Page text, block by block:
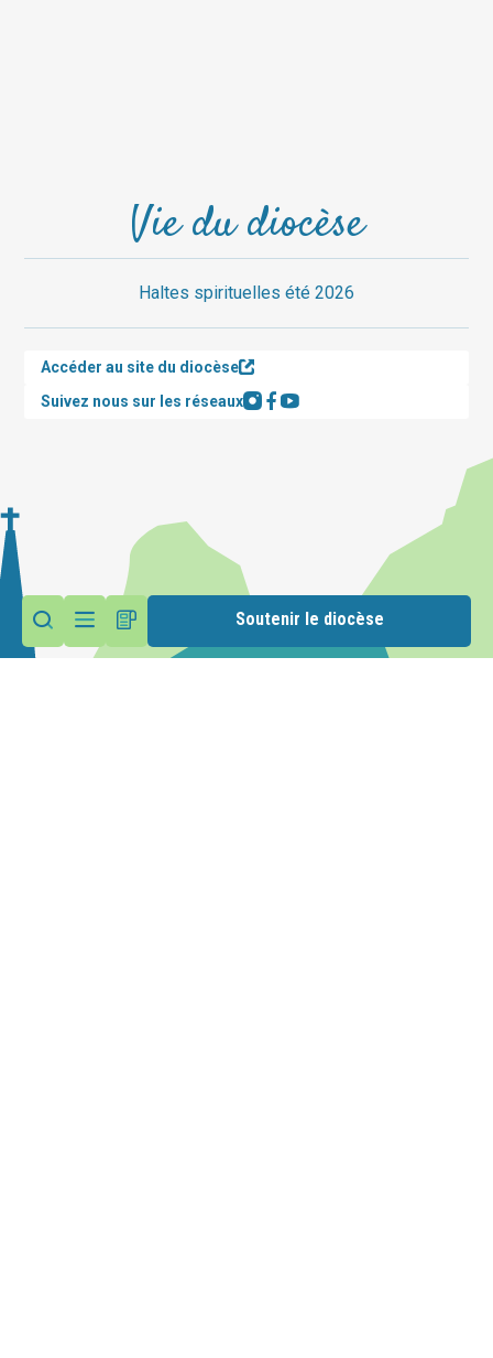
Soutenir le diocèse
Vie du diocèse
Haltes spirituelles été 2026
Accéder au site du diocèse
Suivez nous sur les réseaux